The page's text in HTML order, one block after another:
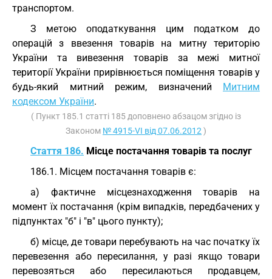
транспортом.
З метою оподаткування цим податком до
операцій з ввезення товарів на митну територію
України та вивезення товарів за межі митної
території України прирівнюється поміщення товарів у
будь-який митний режим, визначений Митним
кодексом України.
( Пункт 185.1 статті 185 доповнено абзацом згідно із
Законом № 4915-VI від 07.06.2012 )
Стаття 186. Місце постачання товарів та послуг
186.1. Місцем постачання товарів є:
а) фактичне місцезнаходження товарів на
момент їх постачання (крім випадків, передбачених у
підпунктах "б" і "в" цього пункту);
б) місце, де товари перебувають на час початку їх
перевезення або пересилання, у разі якщо товари
перевозяться або пересилаються продавцем,